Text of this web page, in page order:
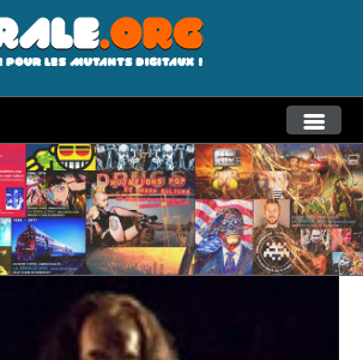
THEMES
RECHERCHE AVANCEE
LA SPIRALE